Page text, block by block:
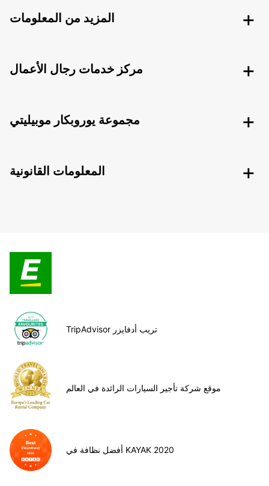
المزيد من المعلومات
مركز خدمات رجال الأعمال
مجموعة يوروبكار موبيليتي
المعلومات القانونية
TripAdvisor تريب أدفايزر
موقع شركة تأجير السيارات الرائدة في العالم
أفضل نظافة في KAYAK 2020